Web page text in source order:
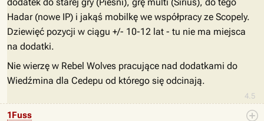
4.5
Hadar (nowe IP) i jakąś mobilkę we współpracy ze Scopely.
Dziewięć pozycji w ciągu +/- 10-12 lat - tu nie ma miejsca
na dodatki.
Nie wierzę w Rebel Wolves pracujące nad dodatkami do
Wiedźmina dla Cedepu od którego się odcinają.
1Fuss